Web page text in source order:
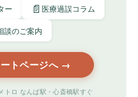
ー 📄 医療過誤コラム
談のご案内
トページへ →
トロ なんば駅・心斎橋駅すぐ